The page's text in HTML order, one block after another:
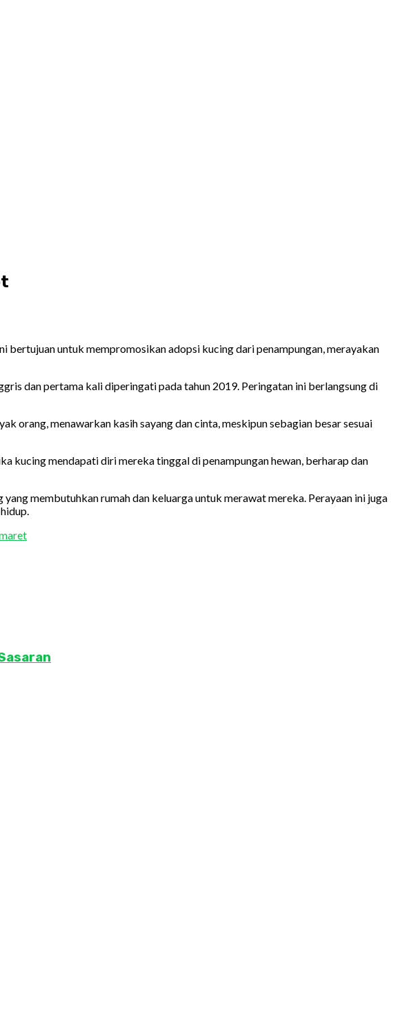
untuk mempromosikan adopsi kucing dari penampungan, merayakan
dan pertama kali diperingati pada tahun 2019. Peringatan ini berlangsung di
orang, menawarkan kasih sayang dan cinta, meskipun sebagian besar sesuai
kucing mendapati diri mereka tinggal di penampungan hewan, berharap dan
membutuhkan rumah dan keluarga untuk merawat mereka. Perayaan ini juga